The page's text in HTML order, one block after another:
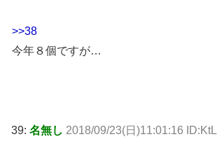
>>38
今年８個ですが…
39: 名無し 2018/09/23(日)11:01:16 ID:KtL